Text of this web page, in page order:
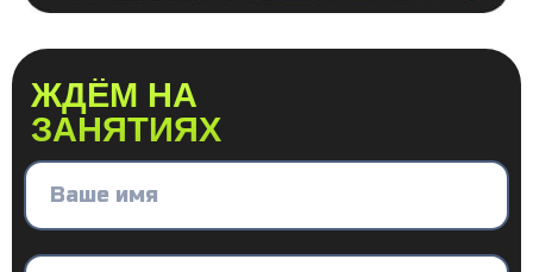
ЖДЁМ НА
ЗАНЯТИЯХ